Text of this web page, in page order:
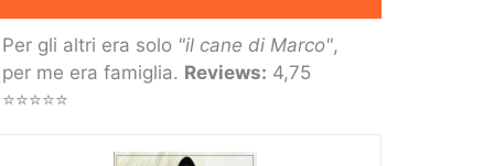
Per gli altri era solo "il cane di Marco",
per me era famiglia. Reviews: 4,75
⭐⭐⭐⭐⭐